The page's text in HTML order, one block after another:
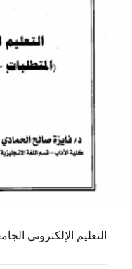
التعليم الإلكتروني